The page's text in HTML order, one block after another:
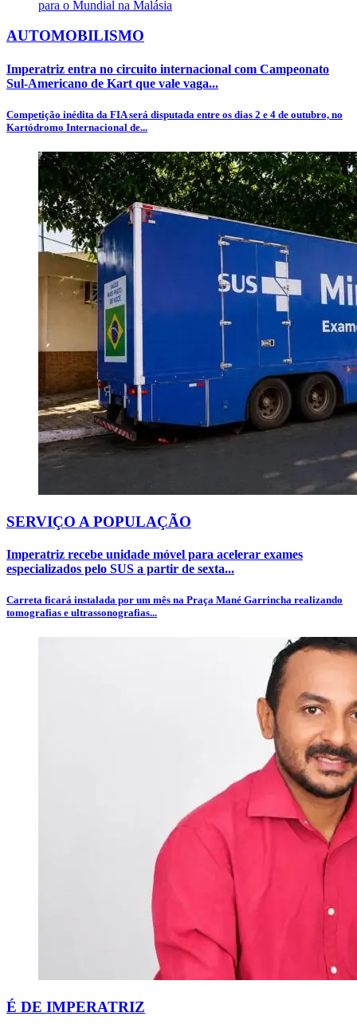
AUTOMOBILISMO
Imperatriz entra no circuito internacional com Campeonato
Sul-Americano de Kart que vale vaga...
Competição inédita da FIA será disputada entre os dias 2 e 4 de outubro, no
Kartódromo Internacional de...
SERVIÇO A POPULAÇÃO
Imperatriz recebe unidade móvel para acelerar exames
especializados pelo SUS a partir de sexta...
Carreta ficará instalada por um mês na Praça Mané Garrincha realizando
tomografias e ultrassonografias...
É DE IMPERATRIZ